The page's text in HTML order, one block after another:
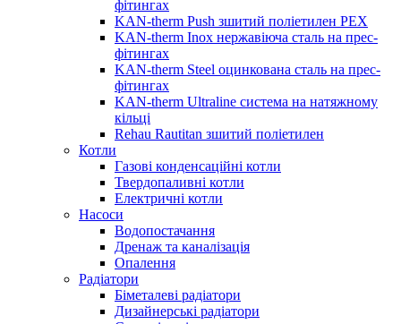
фітингах
KAN-therm Push зшитий поліетилен PEX
KAN-therm Inox нержавіюча сталь на прес-
фітингах
KAN-therm Steel оцинкована сталь на прес-
фітингах
KAN-therm Ultraline система на натяжному
кільці
Rehau Rautitan зшитий поліетилен
Котли
Газові конденсаційні котли
Твердопаливні котли
Електричні котли
Насоси
Водопостачання
Дренаж та каналізація
Опалення
Радіатори
Біметалеві радіатори
Дизайнерські радіатори